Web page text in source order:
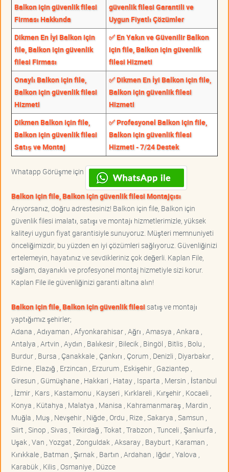
Balkon için güvenlik filesi
Firması Hakkında
güvenlik filesi Garantili ve
Uygun Fiyatlı Çözümler
Dikmen En İyi Balkon için
file, Balkon için güvenlik
filesi Firması
✅ En Yakın ve Güvenilir Balkon
için file, Balkon için güvenlik
filesi Hizmeti
Onaylı Balkon için file,
Balkon için güvenlik filesi
Hizmeti
✅ Dikmen En İyi Balkon için file,
Balkon için güvenlik filesi
Hizmeti
Dikmen Balkon için file,
Balkon için güvenlik filesi
Satış ve Montaj
✅ Profesyonel Balkon için file,
Balkon için güvenlik filesi
Hizmeti - 7/24 Destek
Whatapp Görüşme için
Balkon için file, Balkon için güvenlik filesi Montajçısı
Arıyorsanız, doğru adrestesiniz! Balkon için file, Balkon için
güvenlik filesi imalatı, satışı ve montajı hizmetlerimizle, yüksek
kaliteyi uygun fiyat garantisiyle sunuyoruz. Müşteri memnuniyeti
önceliğimizdir, bu yüzden en iyi çözümleri sağlıyoruz. Güvenliğinizi
ertelemeyin, hayatınız ve sevdikleriniz çok değerli. Kaplan File,
sağlam, dayanıklı ve profesyonel montaj hizmetiyle sizi korur.
Kaplan File ile güvenliğinizi garanti altına alın!
Balkon için file, Balkon için güvenlik filesisatış ve montajı
yaptığımız şehirler;
Adana , Adıyaman , Afyonkarahisar , Ağrı , Amasya , Ankara ,
Antalya , Artvin , Aydın , Balıkesir , Bilecik , Bingöl , Bitlis , Bolu ,
Burdur , Bursa , Çanakkale , Çankırı , Çorum , Denizli , Diyarbakır ,
Edirne , Elazığ , Erzincan , Erzurum , Eskişehir , Gaziantep ,
Giresun , Gümüşhane , Hakkari , Hatay , Isparta , Mersin , İstanbul
, İzmir , Kars , Kastamonu , Kayseri , Kırklareli , Kırşehir , Kocaeli ,
Konya , Kütahya , Malatya , Manisa , Kahramanmaraş , Mardin ,
Muğla , Muş , Nevşehir , Niğde , Ordu , Rize , Sakarya , Samsun ,
Siirt , Sinop , Sivas , Tekirdağ , Tokat , Trabzon , Tunceli , Şanlıurfa ,
Uşak , Van , Yozgat , Zonguldak , Aksaray , Bayburt , Karaman ,
Kırıkkale , Batman , Şırnak , Bartın , Ardahan , Iğdır , Yalova ,
Karabük , Kilis , Osmaniye , Düzce